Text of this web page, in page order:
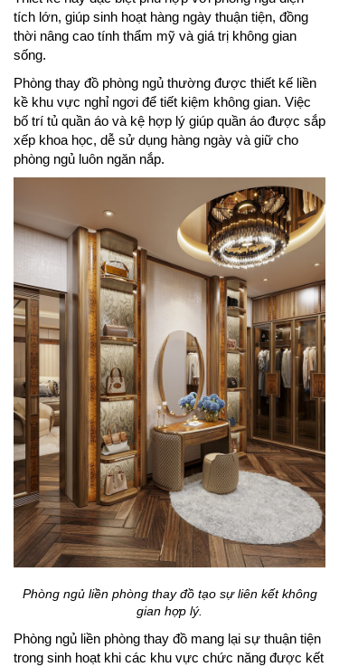
tích lớn, giúp sinh hoạt hàng ngày thuận tiện, đồng
thời nâng cao tính thẩm mỹ và giá trị không gian
sống.
Phòng thay đồ phòng ngủ thường được thiết kế liền
kề khu vực nghỉ ngơi để tiết kiệm không gian. Việc
bố trí tủ quần áo và kệ hợp lý giúp quần áo được sắp
xếp khoa học, dễ sử dụng hàng ngày và giữ cho
phòng ngủ luôn ngăn nắp.
Phòng ngủ liền phòng thay đồ tạo sự liên kết không
gian hợp lý.
Phòng ngủ liền phòng thay đồ mang lại sự thuận tiện
trong sinh hoạt khi các khu vực chức năng được kết